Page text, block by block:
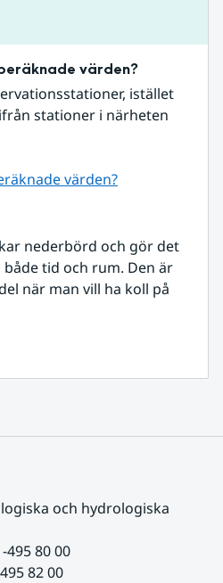
värden?
istället
stationer i närheten
värden?
nederbörd och gör det
tid och rum. Den är
när man vill ha koll på
och hydrologiska
495 80 00
82 00